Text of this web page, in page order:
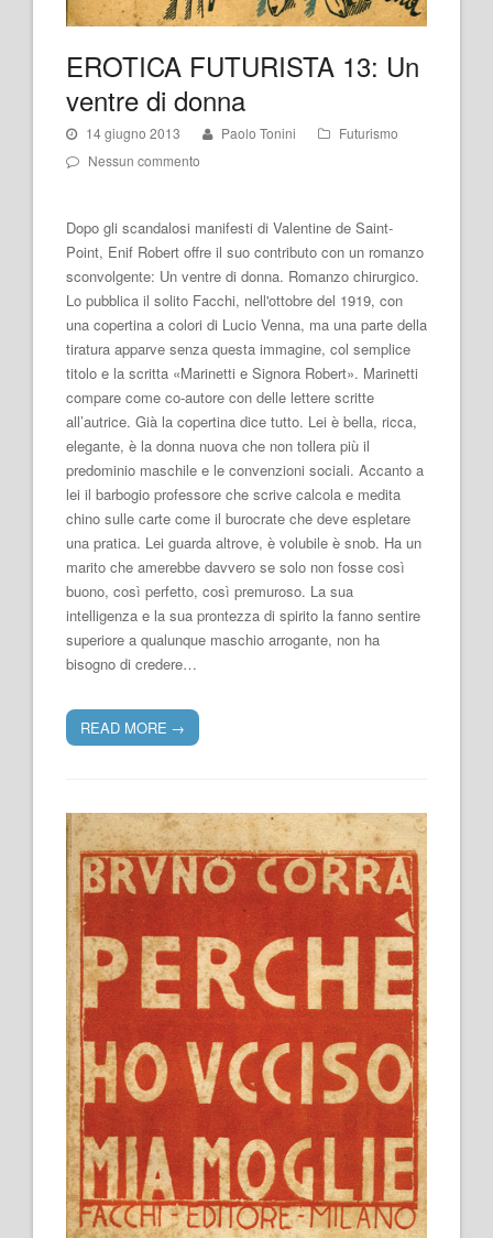
EROTICA FUTURISTA 13: Un
ventre di donna
14 giugno 2013 Paolo Tonini
Futurismo
Nessun commento
Dopo gli scandalosi manifesti di Valentine de Saint-
Point, Enif Robert offre il suo contributo con un romanzo
sconvolgente: Un ventre di donna. Romanzo chirurgico.
Lo pubblica il solito Facchi, nell'ottobre del 1919, con
una copertina a colori di Lucio Venna, ma una parte della
tiratura apparve senza questa immagine, col semplice
titolo e la scritta «Marinetti e Signora Robert». Marinetti
compare come co-autore con delle lettere scritte
all’autrice. Già la copertina dice tutto. Lei è bella, ricca,
elegante, è la donna nuova che non tollera più il
predominio maschile e le convenzioni sociali. Accanto a
lei il barbogio professore che scrive calcola e medita
chino sulle carte come il burocrate che deve espletare
una pratica. Lei guarda altrove, è volubile è snob. Ha un
marito che amerebbe davvero se solo non fosse così
buono, così perfetto, così premuroso. La sua
intelligenza e la sua prontezza di spirito la fanno sentire
superiore a qualunque maschio arrogante, non ha
bisogno di credere…
READ MORE →